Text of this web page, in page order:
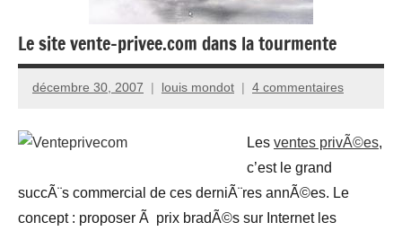
Le site vente-privee.com dans la tourmente
décembre 30, 2007 louis mondot 4 commentaires
Les ventes privÃ©es,
c’est le grand
succÃ¨s commercial de ces derniÃ¨res annÃ©es. Le
concept : proposer Ã prix bradÃ©s sur Internet les